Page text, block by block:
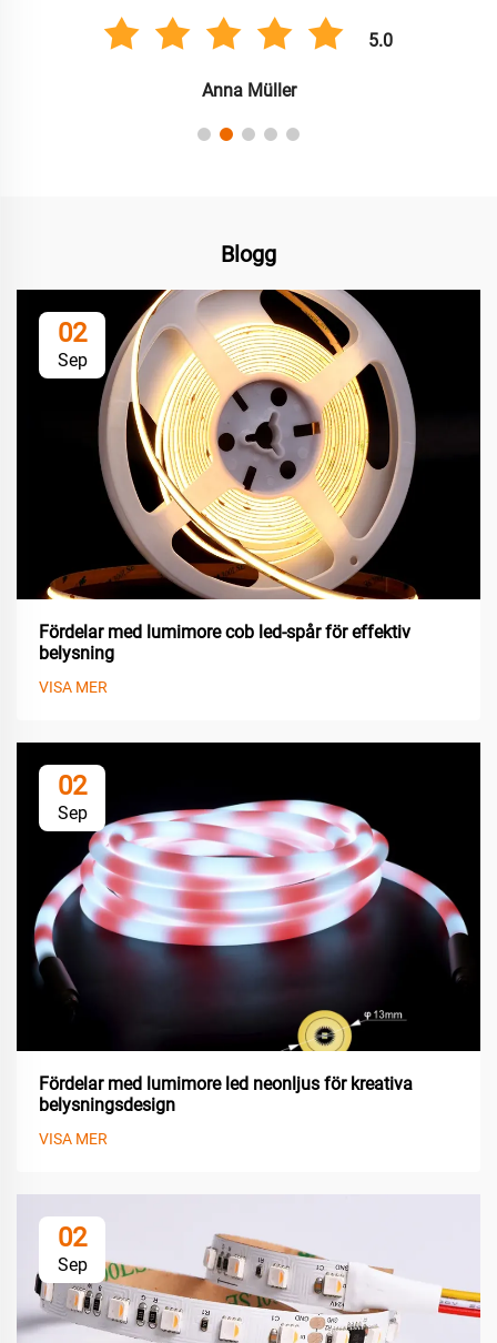
5.0
Anna Müller
Blogg
02
Sep
Fördelar med lumimore cob led-spår för effektiv
belysning
VISA MER
02
Sep
Fördelar med lumimore led neonljus för kreativa
belysningsdesign
VISA MER
02
Sep